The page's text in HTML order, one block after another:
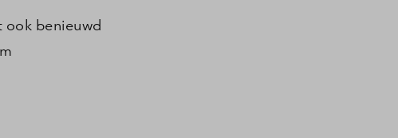
ook benieuwd